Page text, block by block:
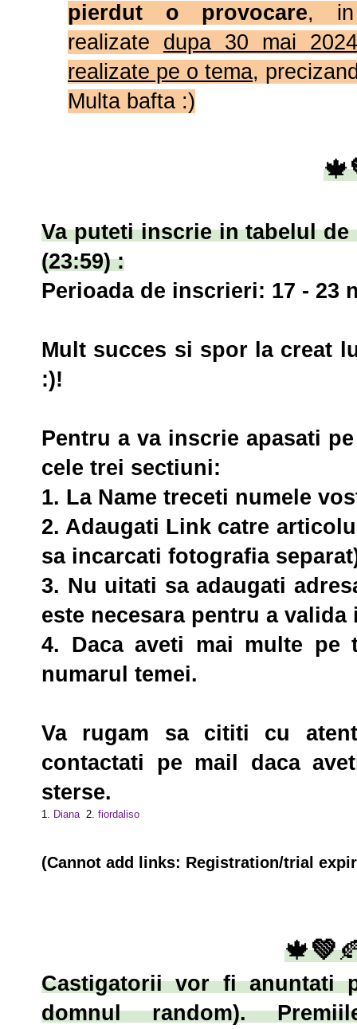
pierdut o provocare, in
realizate dupa 30 mai 2024
realizate pe o tema,
Multa bafta :)
🍁
Va puteti inscrie in tabelul
(23:59) :
Perioada de inscrieri: 17 - 23
Mult succes si spor la creat
:)!
Pentru a va inscrie apasati
cele trei sectiuni:
1. La Name treceti numele
2. Adaugati Link catre
sa incarcati fotografia
3. Nu uitati sa adaugati
este necesara pentru a valida
4. Daca aveti mai multe pe
numarul temei.
Va rugam sa cititi cu
contactati pe mail daca
sterse.
1. Diana 2. fiordaliso
(Cannot add links: Registration/trial
🍁💚
Castigatorii vor fi anuntati
domnulrandom).